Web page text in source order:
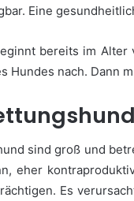
Eine
bereits im
Hundes nach. Dann
sind groß und
eher
Es